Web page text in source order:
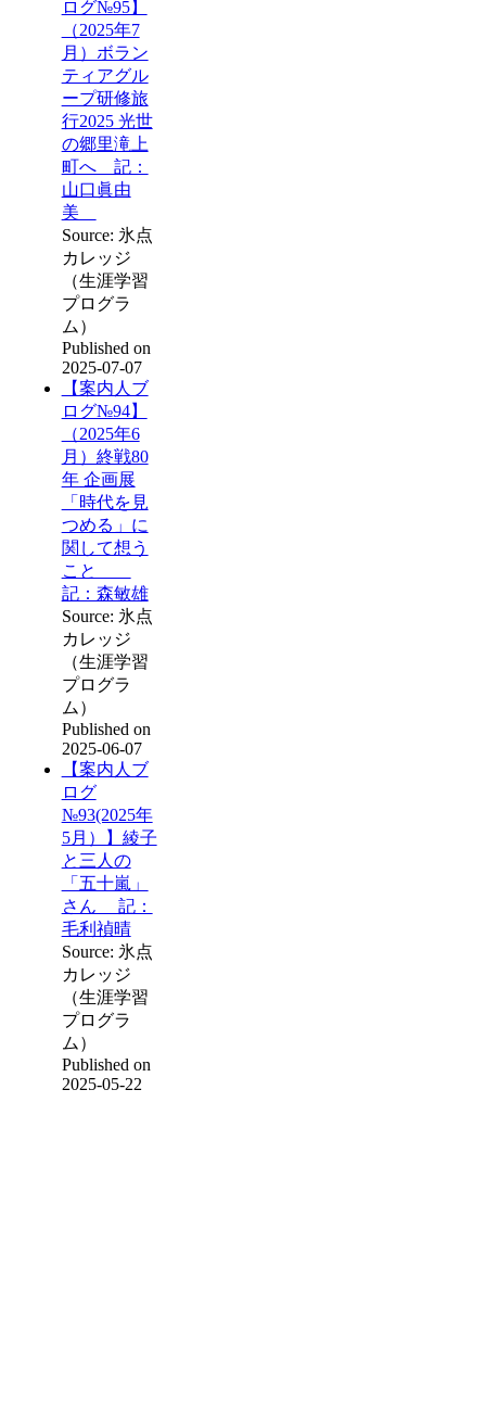
ログ№95】
（2025年7
月）ボラン
ティアグル
ープ研修旅
行2025 光世
の郷里滝上
町へ 記：
山口眞由
美
Source: 氷点
カレッジ
（生涯学習
プログラ
ム）
Published on
2025-07-07
【案内人ブ
ログ№94】
（2025年6
月）終戦80
年 企画展
「時代を見
つめる」に
関して想う
こと
記：森敏雄
Source: 氷点
カレッジ
（生涯学習
プログラ
ム）
Published on
2025-06-07
【案内人ブ
ログ
№93(2025年
5月）】綾子
と三人の
「五十嵐」
さん 記：
毛利禎晴
Source: 氷点
カレッジ
（生涯学習
プログラ
ム）
Published on
2025-05-22